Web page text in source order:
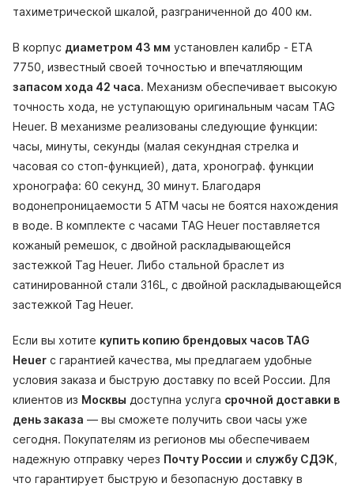
тахиметрической шкалой, разграниченной до 400 км.
В корпус диаметром 43 мм установлен калибр - ETA
7750, известный своей точностью и впечатляющим
запасом хода 42 часа. Механизм обеспечивает высокую
точность хода, не уступающую оригинальным часам TAG
Heuer. В механизме реализованы следующие функции:
часы, минуты, секунды (малая секундная стрелка и
часовая со стоп-функцией), дата, хронограф. функции
хронографа: 60 секунд, 30 минут. Благодаря
водонепроницаемости 5 АТМ часы не боятся нахождения
в воде. В комплекте с часами TAG Heuer поставляется
кожаный ремешок, с двойной раскладывающейся
застежкой Tag Heuer. Либо стальной браслет из
сатинированной стали 316L, с двойной раскладывающейся
застежкой Tag Heuer.
Если вы хотите купить копию брендовых часов TAG
Heuer с гарантией качества, мы предлагаем удобные
условия заказа и быструю доставку по всей России. Для
клиентов из Москвы доступна услуга срочной доставки в
день заказа — вы сможете получить свои часы уже
сегодня. Покупателям из регионов мы обеспечиваем
надежную отправку через Почту России и службу СДЭК
что гарантирует быструю и безопасную доставку в